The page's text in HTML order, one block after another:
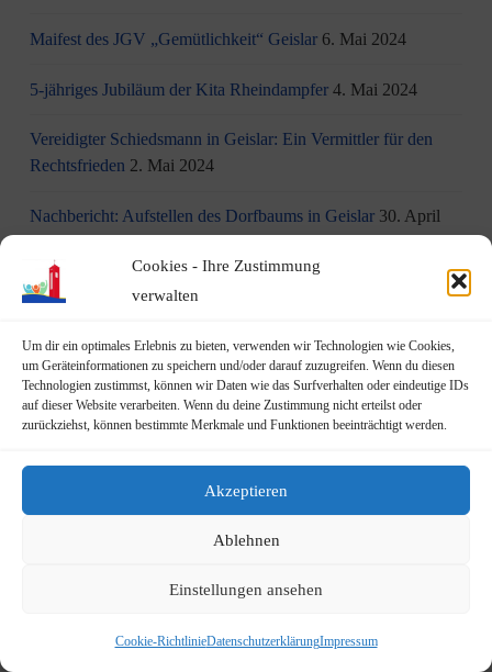
Cookies - Ihre Zustimmung
verwalten
Um dir ein optimales Erlebnis zu bieten, verwenden wir Technologien wie Cookies,
um Geräteinformationen zu speichern und/oder darauf zuzugreifen. Wenn du diesen
Technologien zustimmst, können wir Daten wie das Surfverhalten oder eindeutige IDs
auf dieser Website verarbeiten. Wenn du deine Zustimmung nicht erteilst oder
zurückziehst, können bestimmte Merkmale und Funktionen beeinträchtigt werden.
Akzeptieren
Ablehnen
Einstellungen ansehen
Cookie-RichtlinieDatenschutzerklärungImpressum
Maifest des JGV „Gemütlichkeit“ Geislar 6. Mai 2024
5-jähriges Jubiläum der Kita Rheindampfer 4. Mai 2024
Vereidigter Schiedsmann in Geislar: Ein Vermittler für den
Rechtsfrieden 2. Mai 2024
Nachbericht: Aufstellen des Dorfbaums in Geislar 30. April
Dorfbaum-Aufstellung am Sonntag, den 28.04.2024
26. April
Rückblick & Impressionen vom 3. Haus-Trödelmarkt 22.
April 2024
19. April 2024
Absage des Rahmenprogramms auf dem Dorfplatz aufgrund